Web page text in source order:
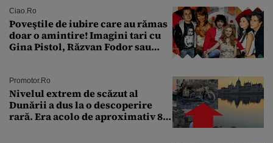
Ciao.ro
Poveştile de iubire care au rămas
doar o amintire! Imagini tari cu
Gina Pistol, Răzvan Fodor sau
Promotor.ro
Nivelul extrem de scăzut al
Dunării a dus la o descoperire
rară. Era acolo de aproximativ 80